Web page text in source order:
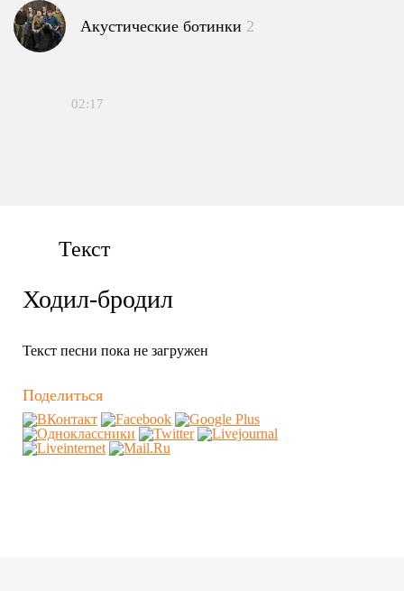
Акустические ботинки 2
02:17
Текст
Ходил-бродил
Текст песни пока не загружен
Поделиться